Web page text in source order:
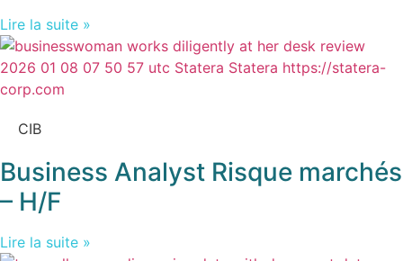
Lire la suite »
CIB
Business Analyst Risque marchés
– H/F
Lire la suite »